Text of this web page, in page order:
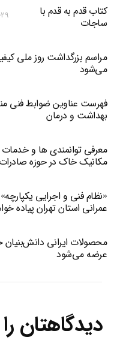
کتاب قدم به قدم با
ساجات
می‌شود
فهرست عناوین ضوابط فنی
بهداشت و درمان
معرفی توانمندی ها و خدمات
مکانیک خاک در حوزه
«نظام فنی و اجرایی
عمرانی استان تهران پیاده
محصولات ایرانی دانش‌بنیان‌
عرضه می‌شود
دیدگاهتان